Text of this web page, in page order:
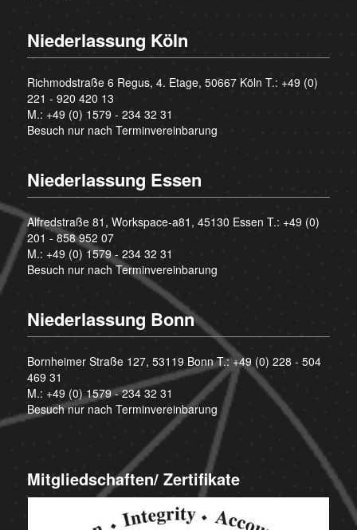
Niederlassung Köln
Richmodstraße 6 Regus, 4. Etage, 50667 Köln T.: +49 (0)
221 - 920 420 13
M.: +49 (0) 1579 - 234 32 31
Besuch nur nach Terminvereinbarung
Niederlassung Essen
Alfredstraße 81, Workspace-a81, 45130 Essen T.: +49 (0)
201 - 858 952 07
M.: +49 (0) 1579 - 234 32 31
Besuch nur nach Terminvereinbarung
Niederlassung Bonn
Bornheimer Straße 127, 53119 Bonn T.:+49 (0) 228 - 504
469 31
M.: +49 (0) 1579 - 234 32 31
Besuch nur nach Terminvereinbarung
Mitgliedschaften/ Zertifikate